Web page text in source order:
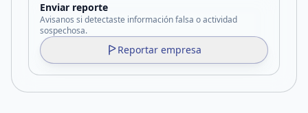
Enviar reporte
Avisanos si detectaste información falsa o actividad
sospechosa.
Reportar empresa